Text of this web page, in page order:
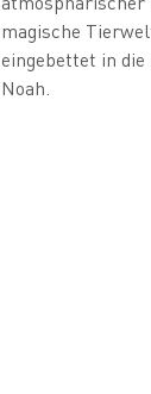
magische
eingebettet in die
Noah.